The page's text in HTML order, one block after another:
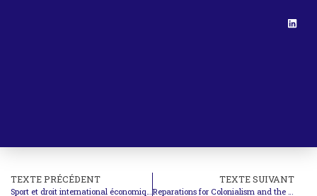
TEXTE PRÉCÉDENT TEXTE SUIVANT